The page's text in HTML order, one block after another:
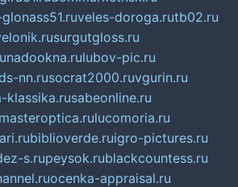
veles-doroga.rutb02.ru
surgutgloss.ru
nadookna.rulubov-pic.ru
nn.rusocrat2000.ruvgurin.ru
klassika.rusabeonline.ru
masteroptica.rulucomoria.ru
biblioverde.ruigro-pictures.ru
s.rupeysok.rublackcountess.ru
ocenka-appraisal.ru